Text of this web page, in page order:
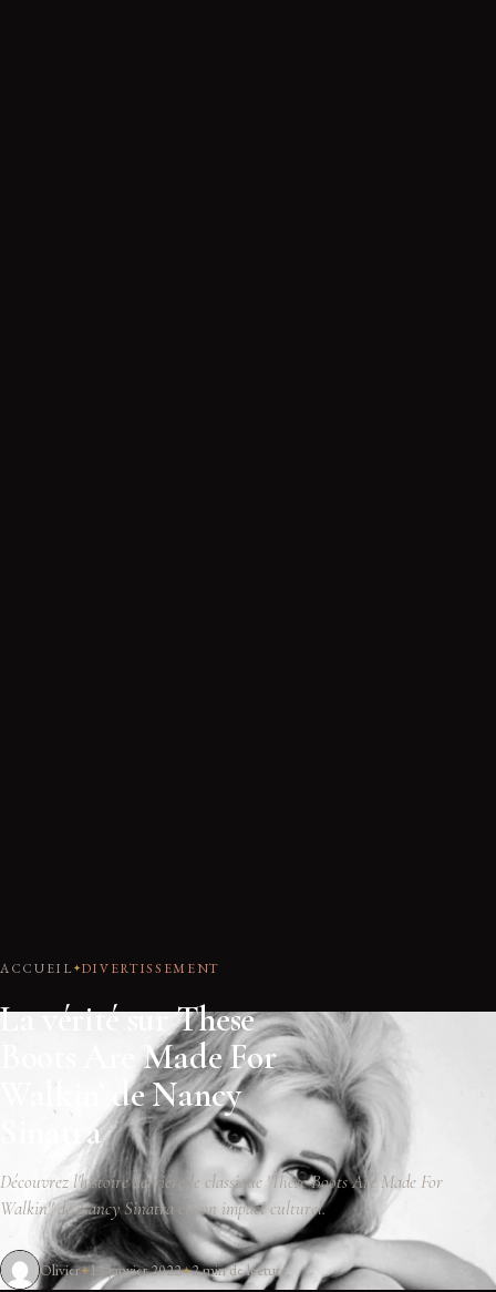
ACCUEIL DIVERTISSEMENT
La vérité sur These
Boots Are Made For
Walkin’ de Nancy
Sinatra
Découvrez l'histoire derrière le classique 'These Boots Are Made For
Walkin'' de Nancy Sinatra et son impact culturel.
Olivier 12 janvier 2022 2 min de lecture